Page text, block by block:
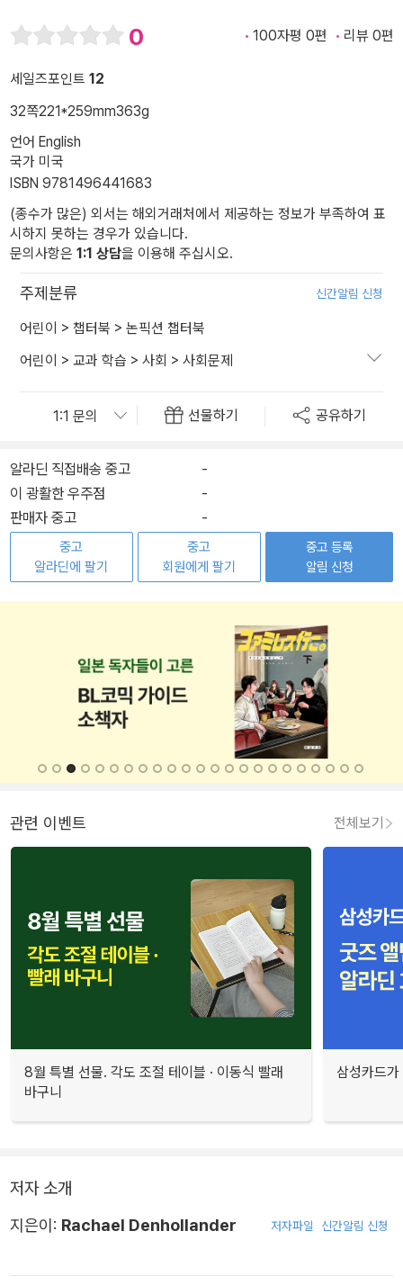
0 100자평 0편 리뷰 0편
세일즈포인트 12
32쪽221*259mm363g
언어 English
국가 미국
ISBN 9781496441683
(종수가 많은) 외서는 해외거래처에서 제공하는 정보가 부족하여 표
시하지 못하는 경우가 있습니다.
문의사항은 1:1 상담을 이용해 주십시오.
주제분류 신간알림 신청
어린이 > 챕터북 > 논픽션 챕터북
어린이 > 교과 학습 > 사회 > 사회문제
선물하기 공유하기
알라딘 직접배송 중고
-
이 광활한 우주점
-
판매자 중고
-
중고
알라딘에 팔기
중고
회원에게 팔기
중고 등록
알림 신청
관련 이벤트 전체보기
8월 특별 선물. 각도 조절 테이블 · 이동식 빨래
바구니
삼성카드
저자 소개
지은이: Rachael Denhollander 저자파일 신간알림 신청